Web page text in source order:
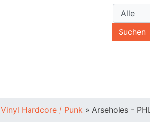
Suchen
Hardcore / Punk » Arseholes -